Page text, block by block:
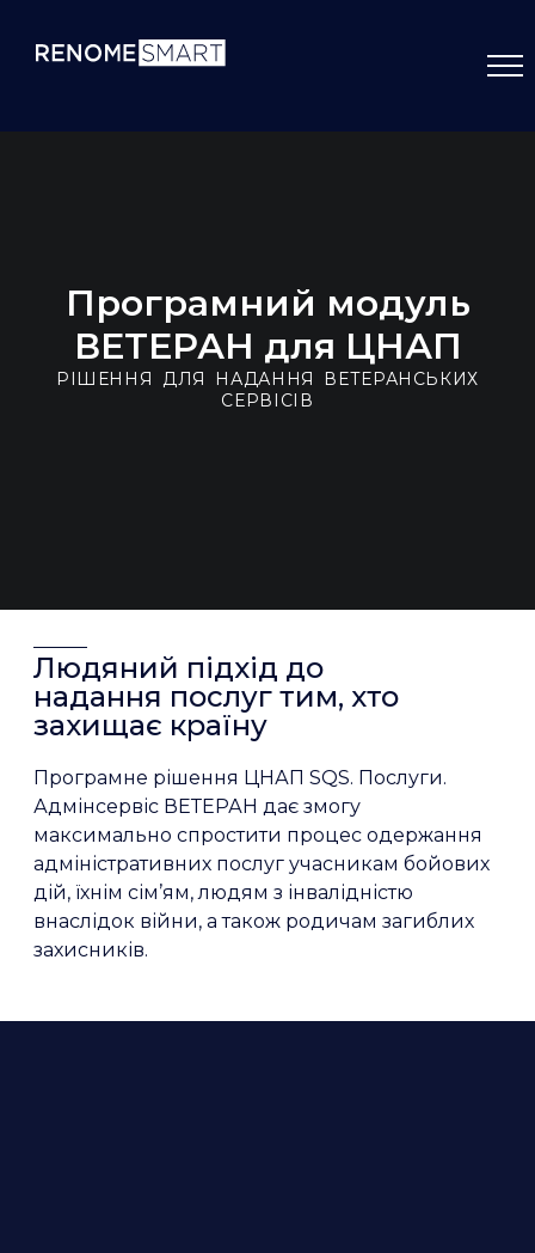
Програмний модуль
ВЕТЕРАН для ЦНАП
РІШЕННЯ ДЛЯ НАДАННЯ ВЕТЕРАНСЬКИХ
СЕРВІСІВ
Людяний підхід до
надання послуг тим, хто
захищає країну
Програмне рішення ЦНАП SQS. Послуги.
Адмінсервіс ВЕТЕРАН дає змогу
максимально спростити процес одержання
адміністративних послуг учасникам бойових
дій, їхнім сім’ям, людям з інвалідністю
внаслідок війни, а також родичам загиблих
захисників.